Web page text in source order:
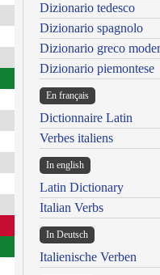
Dizionario tedesco
Dizionario spagnolo
Dizionario greco
Dizionario piemontese
En français
Dictionnaire Latin
Verbes italiens
In english
Latin Dictionary
Italian Verbs
In Deutsch
Italienische Verben